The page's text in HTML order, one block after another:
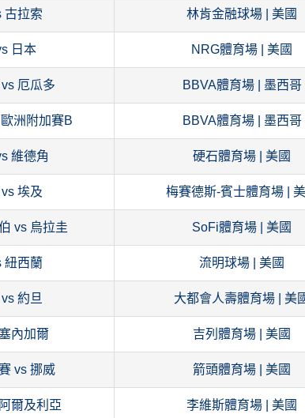
古拉索 林肯金融球場 | 美國
日本 NRG體育場 | 美國
厄瓜多 BBVA體育場 | 墨西哥
洲附加賽B BBVA體育場 | 墨西哥
維德角 硬石體育場 | 美國
埃及 梅賽德斯-賓士體育場 |
vs 烏拉圭 SoFi體育場 | 美國
紐西蘭 流明球場 | 美國
約旦 大都會人壽體育場 | 美
內加爾 吉列體育場 | 美國
vs 挪威 箭頭體育場 | 美國
爾及利亞 李維斯體育場 | 美國